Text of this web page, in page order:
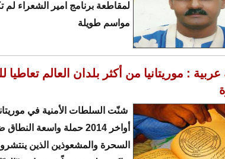
لمقاطعة برنامج امير الشعراء لم
مواسم طويلة
: موريتانيا من أكثر بلدان العالم تعاطيا
شنّت السلطات الأمنية في
أواخر 2014 حملة واسعة
السحرة والمشعوذين الذين